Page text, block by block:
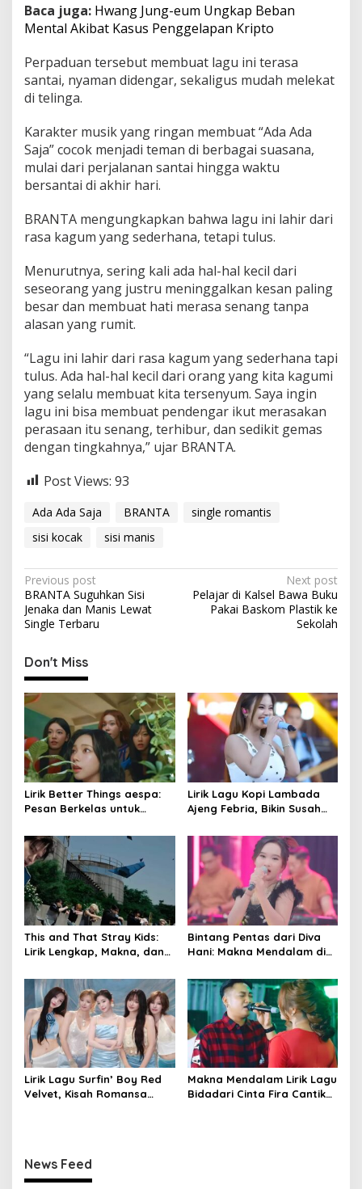
Baca juga: Hwang Jung-eum Ungkap Beban
Mental Akibat Kasus Penggelapan Kripto
Perpaduan tersebut membuat lagu ini terasa
santai, nyaman didengar, sekaligus mudah melekat
di telinga.
Karakter musik yang ringan membuat “Ada Ada
Saja” cocok menjadi teman di berbagai suasana,
mulai dari perjalanan santai hingga waktu
bersantai di akhir hari.
BRANTA mengungkapkan bahwa lagu ini lahir dari
rasa kagum yang sederhana, tetapi tulus.
Menurutnya, sering kali ada hal-hal kecil dari
seseorang yang justru meninggalkan kesan paling
besar dan membuat hati merasa senang tanpa
alasan yang rumit.
“Lagu ini lahir dari rasa kagum yang sederhana tapi
tulus. Ada hal-hal kecil dari orang yang kita kagumi
yang selalu membuat kita tersenyum. Saya ingin
lagu ini bisa membuat pendengar ikut merasakan
perasaan itu senang, terhibur, dan sedikit gemas
dengan tingkahnya,” ujar BRANTA.
Post Views: 93
Ada Ada Saja BRANTA
single romantis
sisi kocak
sisi manis
P
o
s
t
n
a
v
i
g
a
t
i
o
n
Previous post
BRANTA Suguhkan Sisi
Jenaka dan Manis Lewat
Single Terbaru
Next post
Pelajar di Kalsel Bawa Buku
Pakai Baskom Plastik ke
Sekolah
Don't Miss
Lirik Better Things aespa:
Pesan Berkelas untuk
Lirik Lagu Kopi Lambada
Ajeng Febria, Bikin Susah
This and That Stray Kids:
Lirik Lengkap, Makna, dan
Bintang Pentas dari Diva
Hani: Makna Mendalam di
Lirik Lagu Surfin’ Boy Red
Velvet, Kisah Romansa
Makna Mendalam Lirik Lagu
Bidadari Cinta Fira Cantika
News Feed